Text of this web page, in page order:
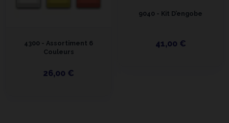
4300 - Assortiment 6
Couleurs
26,00 €
9040 - Kit D’engobe
41,00 €